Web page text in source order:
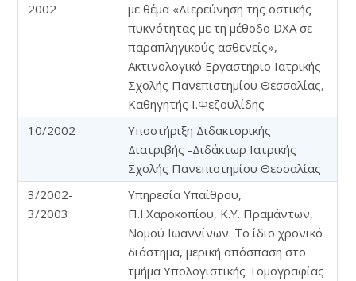
2002
με θέμα «Διερεύνηση της οστικής
πυκνότητας με τη μέθοδο DXA σε
παραπληγικούς ασθενείς»,
Ακτινολογικό Εργαστήριο Ιατρικής
Σχολής Πανεπιστημίου Θεσσαλίας,
Καθηγητής Ι.Φεζουλίδης
10/2002
Υποστήριξη Διδακτορικής
Διατριβής -Διδάκτωρ Ιατρικής
Σχολής Πανεπιστημίου Θεσσαλίας
3/2002-
3/2003
Υπηρεσία Υπαίθρου,
Π.Ι.Χαροκοπίου, Κ.Υ. Πραμάντων,
Νομού Ιωαννίνων. Το ίδιο χρονικό
διάστημα, μερική απόσπαση στο
τμήμα Υπολογιστικής Τομογραφίας